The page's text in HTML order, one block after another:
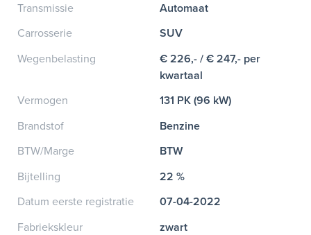
Transmissie
Automaat
Carrosserie
SUV
Wegenbelasting
€ 226,- / € 247,- per
kwartaal
Vermogen
131 PK (96 kW)
Brandstof
Benzine
BTW/Marge
BTW
Bijtelling
22 %
Datum eerste registratie
07-04-2022
Fabriekskleur
zwart